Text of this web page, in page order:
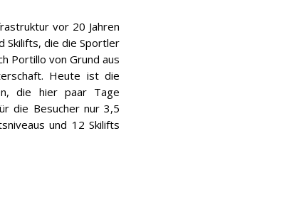
vor 20 Jahren
Skilifts, die die Sportler
Portillo von Grund aus
Heute ist die
die hier paar Tage
die Besucher nur 3,5
und 12 Skilifts